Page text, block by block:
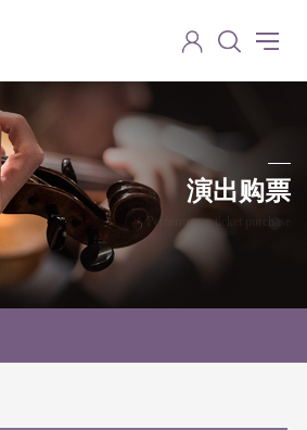
演出购票
Performance ticket purchase